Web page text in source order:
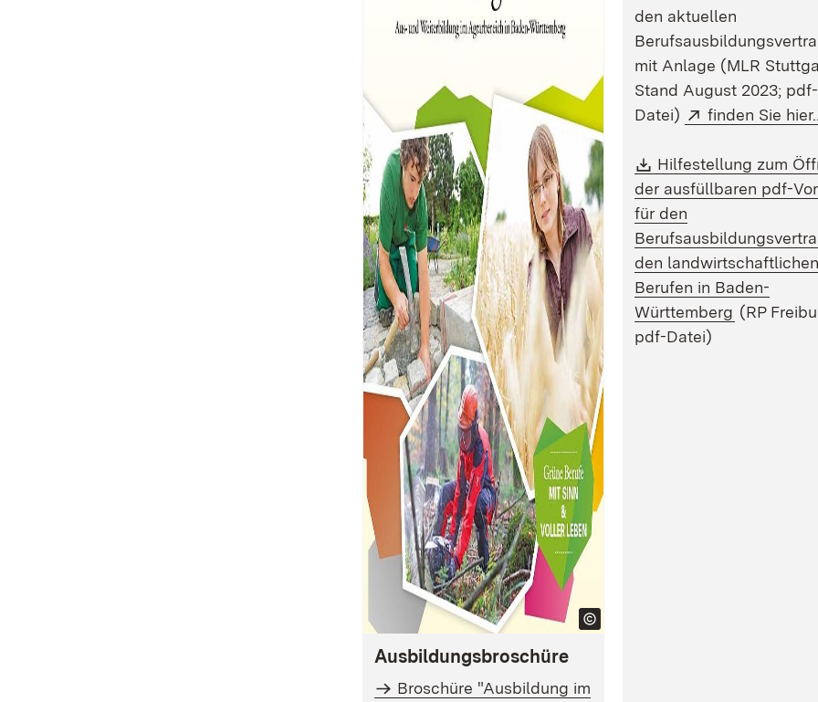
Ausbildungsbroschüre
Broschüre "Ausbildung im
den aktuellen
mit Anlage (MLR
Stand August 2023; pdf-
Datei)
Extern:
finden Sie
Download:
Hilfestellung zum
der ausfüllbaren pdf-
für den
den landwirtschaftlichen
Berufen in Baden-
Württemberg (Öffnet in
(RP
pdf-Datei)